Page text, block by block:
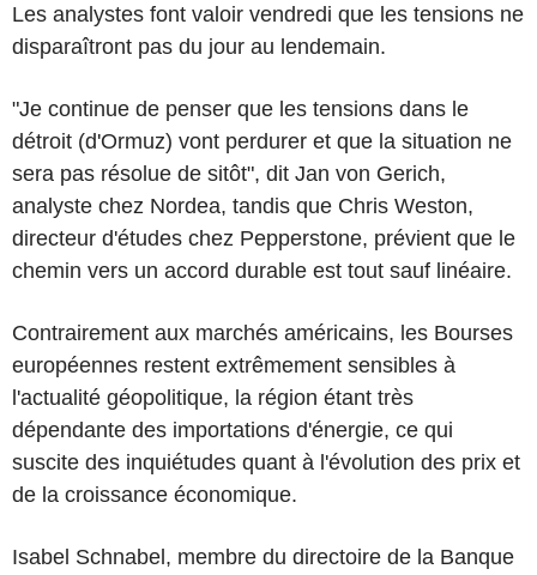
Les analystes font valoir vendredi que les tensions ne
disparaîtront pas du jour au lendemain.
"Je continue de penser que les tensions dans le
détroit (d'Ormuz) vont perdurer et que la situation ne
sera pas résolue de sitôt", dit Jan von Gerich,
analyste chez Nordea, tandis que Chris Weston,
directeur d'études chez Pepperstone, prévient que le
chemin vers un accord durable est tout sauf linéaire.
Contrairement aux marchés américains, les Bourses
européennes restent extrêmement sensibles à
l'actualité géopolitique, la région étant très
dépendante des importations d'énergie, ce qui
suscite des inquiétudes quant à l'évolution des prix et
de la croissance économique.
Isabel Schnabel, membre du directoire de la Banque